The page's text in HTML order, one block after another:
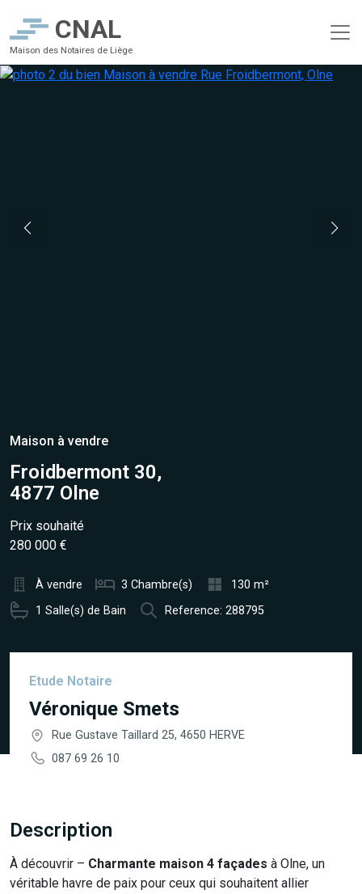
CNAL
Maison des Notaires de Liège
Maison à vendre
Froidbermont 30,
4877 Olne
Prix souhaité
280 000 €
À vendre 3 Chambre(s)
130 m²
1 Salle(s) de Bain
Reference: 288795
Etude Notaire
Véronique Smets
Rue Gustave Taillard 25, 4650 HERVE
087 69 26 10
Description
À découvrir – Charmante maison 4 façades à Olne, un
véritable havre de paix pour ceux qui souhaitent allier